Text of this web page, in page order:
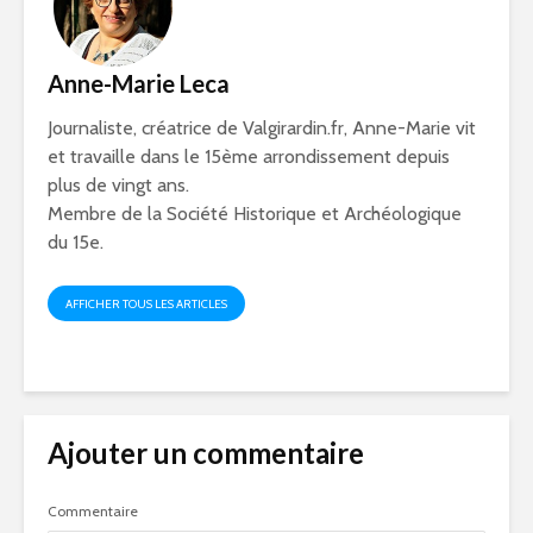
Anne-Marie Leca
Journaliste, créatrice de Valgirardin.fr, Anne-Marie vit
et travaille dans le 15ème arrondissement depuis
plus de vingt ans.
Membre de la Société Historique et Archéologique
du 15e.
AFFICHER TOUS LES ARTICLES
Ajouter un commentaire
Commentaire